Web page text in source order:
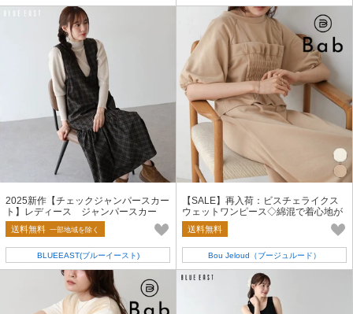
2025新作【チェックジャンパースカー
ト】レディース ジャンパースカー
ト チェック
送料無料 一部地域を除く
BLUEEAST(ブルーイースト)
【SALE】再入荷：ビスチェライクス
ウェットワンピース◇綿混で着心地が
良くカジュアルになりすぎない
送料無料
Bou Jeloud（ブージュルード）